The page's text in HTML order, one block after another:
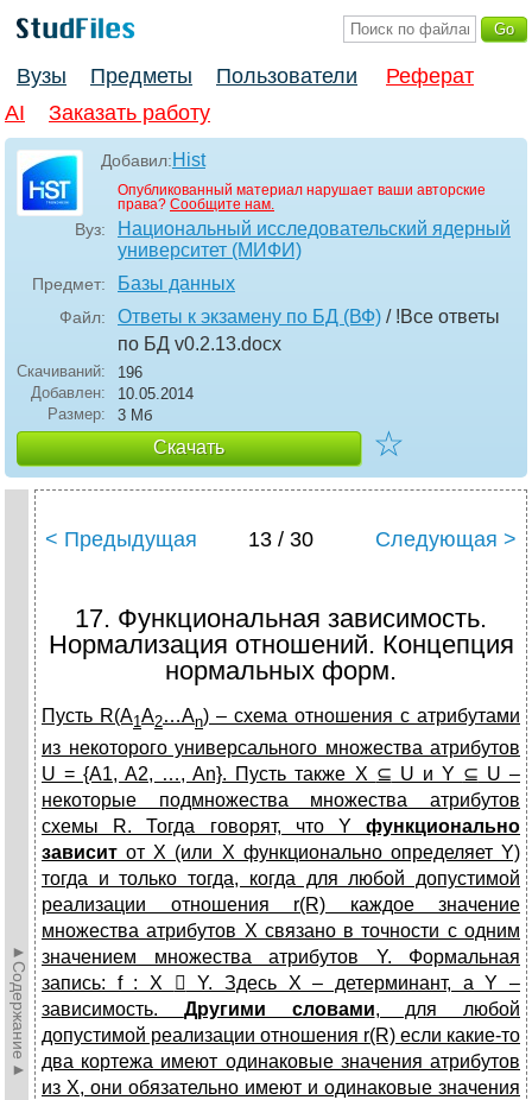
Вузы Предметы Пользователи
Реферат
AI
Заказать работу
Добавил:Hist
Опубликованный материал нарушает ваши авторские
права? Сообщите нам.
Вуз:
Национальный исследовательский ядерный
университет (МИФИ)
Предмет: Базы данных
Файл: Ответы к экзамену по БД (ВФ) / !Все ответы
по БД v0.2.13.docx
Скачиваний:
196
Добавлен:
10.05.2014
Размер:
3 Мб
Скачать ☆
►Содержание►
< Предыдущая 13 / 30 Следующая >
17. Функциональная зависимость.
Нормализация отношений. Концепция
нормальных форм.
Пусть R(A1A2…An) – схема отношения с атрибутами
из некоторого универсального множества атрибутов
U = {A1, A2, …, An}. Пусть также X ⊆ U и Y ⊆ U –
некоторые подмножества множества атрибутов
схемы R. Тогда говорят, что Y функционально
зависит от X (или X функционально определяет Y)
тогда и только тогда, когда для любой допустимой
реализации отношения r(R) каждое значение
множества атрибутов X связано в точности с одним
значением множества атрибутов Y. Формальная
запись: f : X
 Y. Здесь X – детерминант, а Y –
зависимость. Другими словами, для любой
допустимой реализации отношения r(R) если какие-то
два кортежа имеют одинаковые значения атрибутов
из X, они обязательно имеют и одинаковые значения